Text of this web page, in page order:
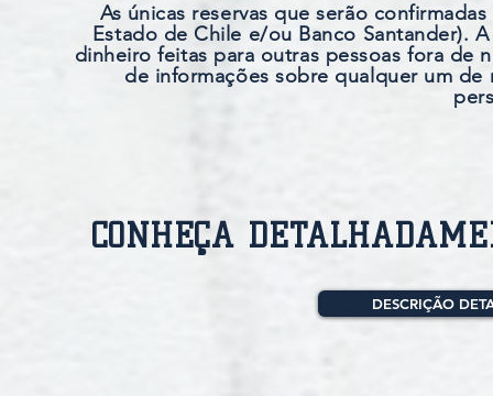
As únicas reservas que serão
Estado de Chile e/ou Banco Santander).
dinheiro feitas para outras pessoas fora de
de informações sobre qualquer um de
CONHEÇA
DESCRIÇÃO